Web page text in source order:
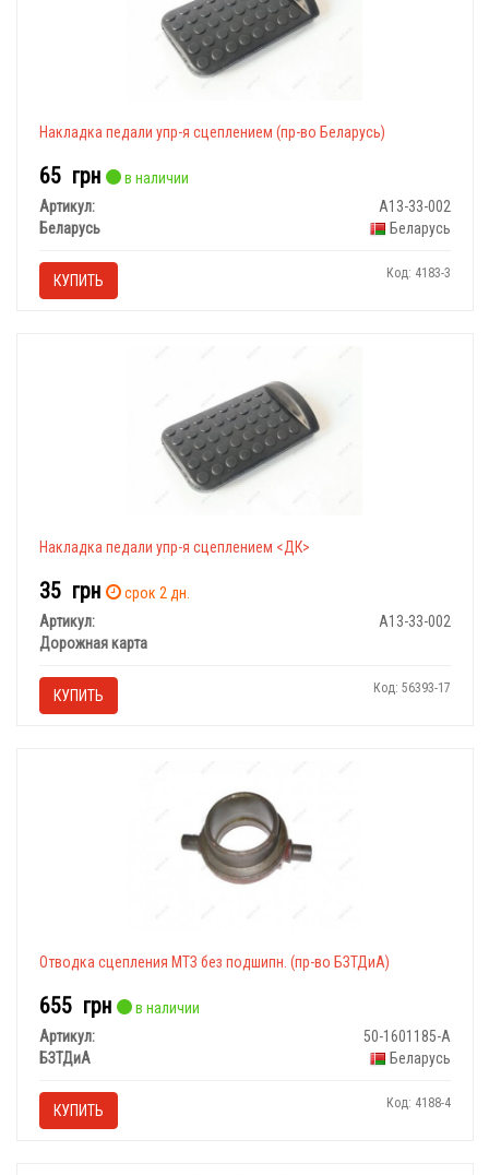
Накладка педали упр-я сцеплением (пр-во Беларусь)
65 грн
в наличии
Артикул:
А13-33-002
Беларусь
Беларусь
КУПИТЬ Код: 4183-3
Накладка педали упр-я сцеплением <ДК>
35 грн
срок 2 дн.
Артикул:
А13-33-002
Дорожная карта
КУПИТЬ Код: 56393-17
Отводка сцепления МТЗ без подшипн. (пр-во БЗТДиА)
655 грн
в наличии
Артикул:
50-1601185-А
БЗТДиА
Беларусь
КУПИТЬ Код: 4188-4